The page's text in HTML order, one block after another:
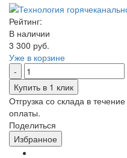
Рейтинг:
В наличии
3 300 руб.
Уже в корзине
Купить в 1 клик
Отгрузка со склада в
оплаты.
Поделиться
Избранное